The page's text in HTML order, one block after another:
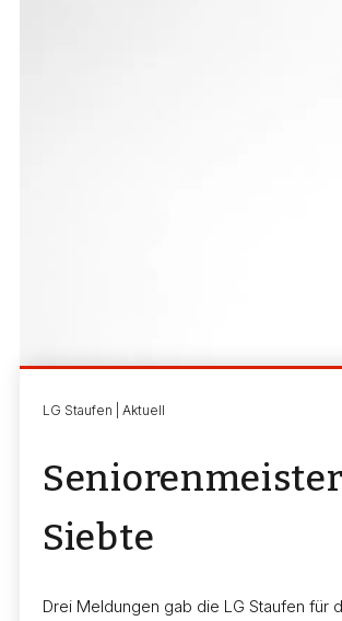
LG Staufen | Aktuell
Siebte
Drei Meldungen gab die LG Staufen für